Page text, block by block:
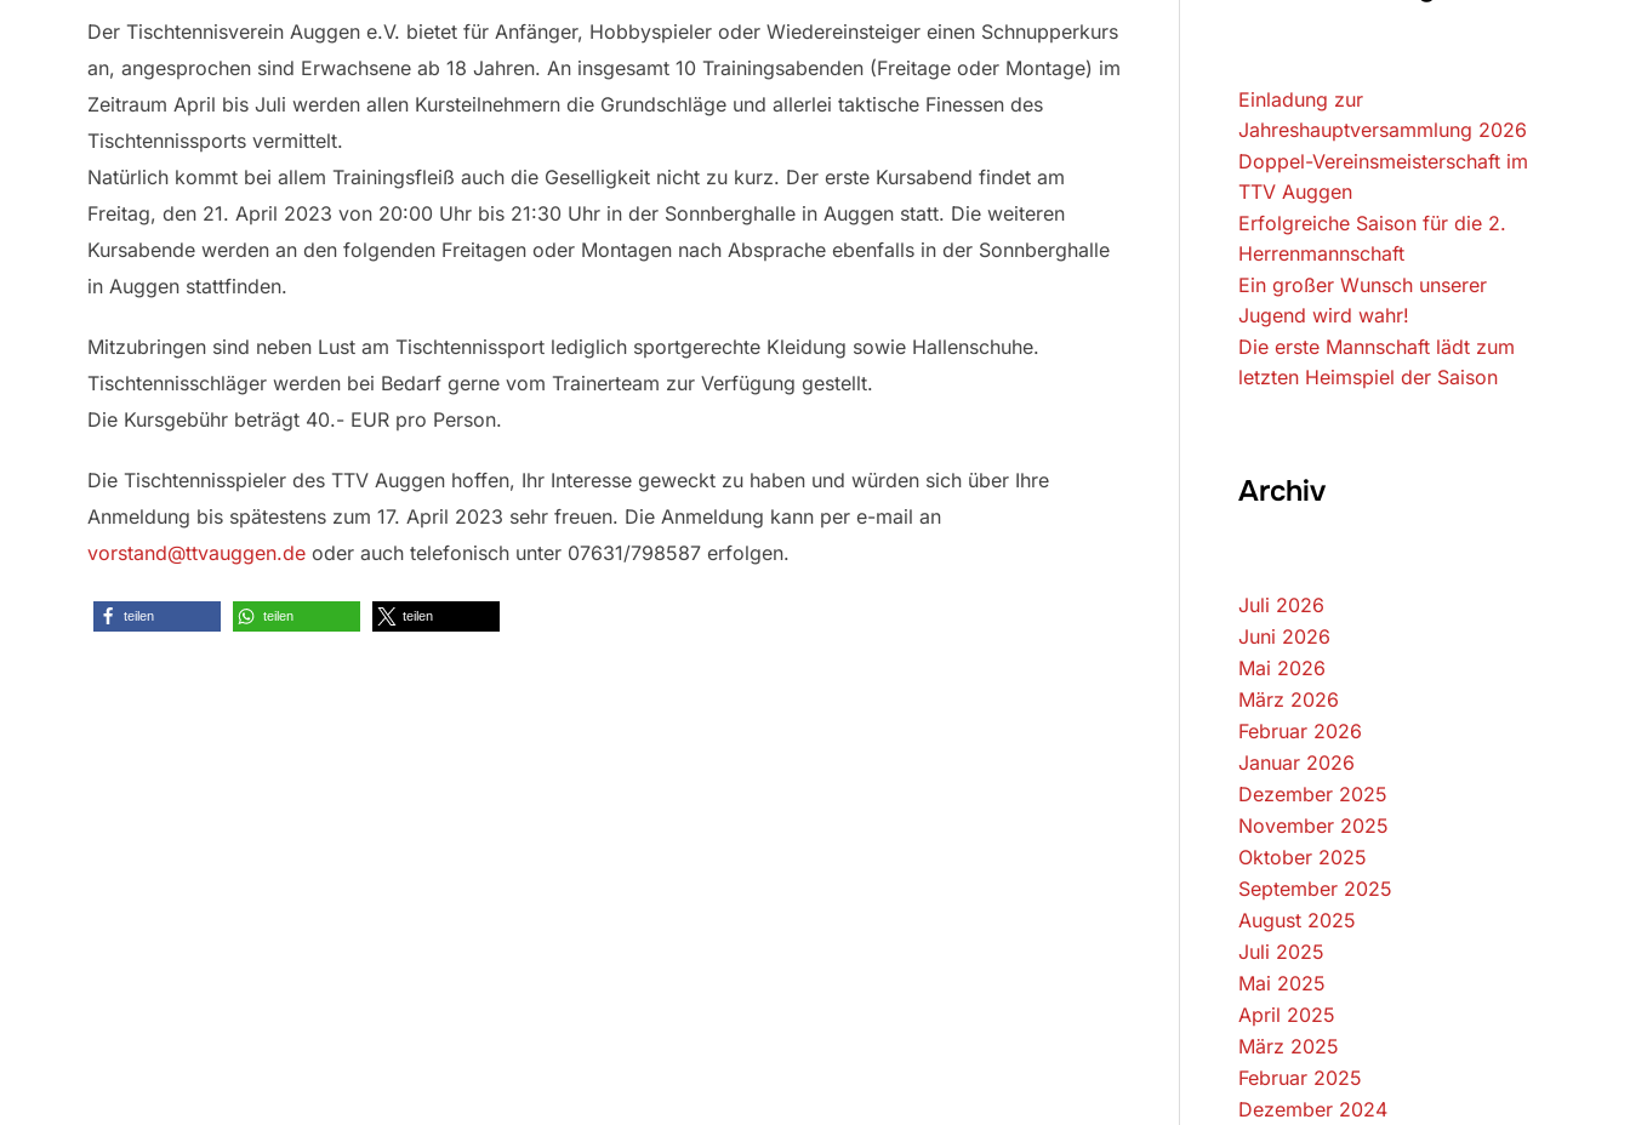
Der Tischtennisverein Auggen e.V. bietet für Anfänger, Hobbyspieler oder Wiedereinsteiger einen Schnupperkurs
an, angesprochen sind Erwachsene ab 18 Jahren. An insgesamt 10 Trainingsabenden (Freitage oder Montage) im
Zeitraum April bis Juli werden allen Kursteilnehmern die Grundschläge und allerlei taktische Finessen des
Tischtennissports vermittelt.
Natürlich kommt bei allem Trainingsfleiß auch die Geselligkeit nicht zu kurz. Der erste Kursabend findet am
Freitag, den 21. April 2023 von 20:00 Uhr bis 21:30 Uhr in der Sonnberghalle in Auggen statt. Die weiteren
Kursabende werden an den folgenden Freitagen oder Montagen nach Absprache ebenfalls in der Sonnberghalle
in Auggen stattfinden.
Mitzubringen sind neben Lust am Tischtennissport lediglich sportgerechte Kleidung sowie Hallenschuhe.
Tischtennisschläger werden bei Bedarf gerne vom Trainerteam zur Verfügung gestellt.
Die Kursgebühr beträgt 40.- EUR pro Person.
Die Tischtennisspieler des TTV Auggen hoffen, Ihr Interesse geweckt zu haben und würden sich über Ihre
Anmeldung bis spätestens zum 17. April 2023 sehr freuen. Die Anmeldung kann per e-mail an
vorstand@ttvauggen.de oder auch telefonisch unter 07631/798587 erfolgen.
teilen teilen teilen
Einladung zur
Jahreshauptversammlung 2026
Doppel-Vereinsmeisterschaft im
TTV Auggen
Erfolgreiche Saison für die 2.
Herrenmannschaft
Ein großer Wunsch unserer
Jugend wird wahr!
Die erste Mannschaft lädt zum
letzten Heimspiel der Saison
Archiv
Juli 2026
Juni 2026
Mai 2026
März 2026
Februar 2026
Januar 2026
Dezember 2025
November 2025
Oktober 2025
September 2025
August 2025
Juli 2025
Mai 2025
April 2025
März 2025
Februar 2025
Dezember 2024